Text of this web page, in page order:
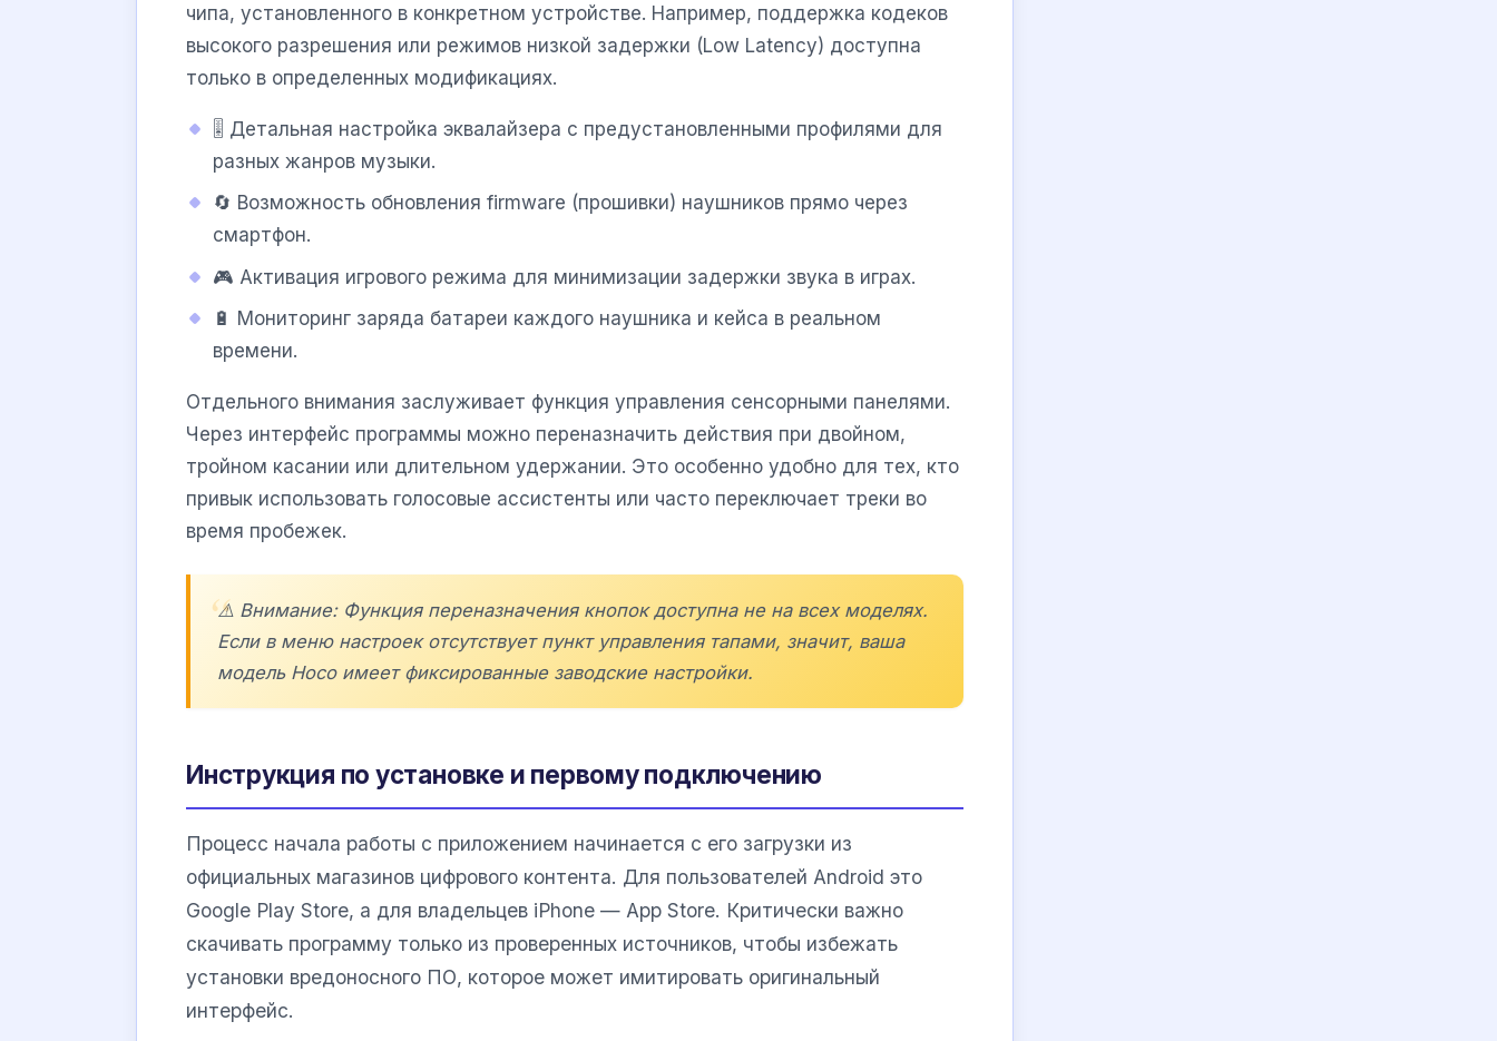
чипа, установленного в конкретном устройстве. Например, поддержка кодеков
высокого разрешения или режимов низкой задержки (Low Latency) доступна
только в определенных модификациях.
🎚️ Детальная настройка эквалайзера с предустановленными профилями для
разных жанров музыки.
🔄 Возможность обновления firmware (прошивки) наушников прямо через
смартфон.
🎮 Активация игрового режима для минимизации задержки звука в играх.
🔋 Мониторинг заряда батареи каждого наушника и кейса в реальном
времени.
Отдельного внимания заслуживает функция управления сенсорными панелями.
Через интерфейс программы можно переназначить действия при двойном,
тройном касании или длительном удержании. Это особенно удобно для тех, кто
привык использовать голосовые ассистенты или часто переключает треки во
время пробежек.
⚠️ Внимание: Функция переназначения кнопок доступна не на всех моделях.
Если в меню настроек отсутствует пункт управления тапами, значит, ваша
модель Hocoимеет фиксированные заводские настройки.
Инструкция по установке и первому подключению
Процесс начала работы с приложением начинается с его загрузки из
официальных магазинов цифрового контента. Для пользователей Android это
Google Play Store, а для владельцев iPhone — App Store. Критически важно
скачивать программу только из проверенных источников, чтобы избежать
установки вредоносного ПО, которое может имитировать оригинальный
интерфейс.